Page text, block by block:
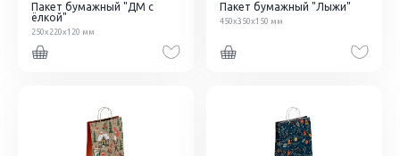
Пакет бумажный "ДМ с
ёлкой"
250х220х120 мм
Пакет бумажный "Лыжи"
450х350х150 мм